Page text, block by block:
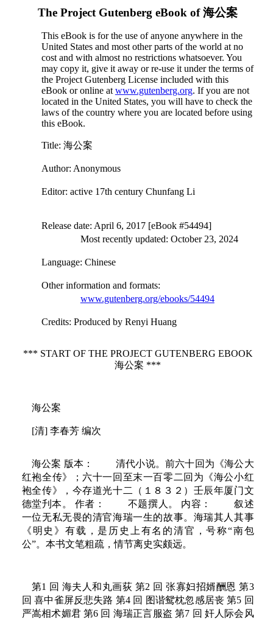
The Project Gutenberg eBook of海公案
This eBook is for the use of anyone anywhere in the
United States and most other parts of the world at no
cost and with almost no restrictions whatsoever. You
may copy it, give it away or re-use it under the terms of
the Project Gutenberg License included with this
eBook or online at www.gutenberg.org. If you are not
located in the United States, you will have to check the
laws of the country where you are located before using
this eBook.
Title: 海公案
Author: Anonymous
Editor: active 17th century Chunfang Li
Release date: April 6, 2017 [eBook #54494]
Most recently updated: October 23, 2024
Language: Chinese
Other information and formats:
www.gutenberg.org/ebooks/54494
Credits: Produced by Renyi Huang
*** START OF THE PROJECT GUTENBERG EBOOK
海公案 ***
海公案
[清] 李春芳 编次
海公案 版本： 清代小说。前六十回为《海公大
红袍全传》；六十一回至末一百零二回为《海公小红
袍全传》，今存道光十二（１８３２）壬辰年厦门文
德堂刋本。 作者： 不题撰人。 内容： 叙述
一位无私无畏的清官海瑞一生的故事。海瑞其人其事
《明史》有载，是历史上有名的清官，号称“南包
公”。本书文笔粗疏，情节离史实颇远。
第1 回 海夫人和丸画荻 第2 回 张寡妇招婿酬恩 第3
回 喜中雀屏反悲失路 第4 回 图谐鸳枕忽感居丧 第5 回
严嵩相术媚君 第6 回 海瑞正言服盗 第7 回 奸人际会风